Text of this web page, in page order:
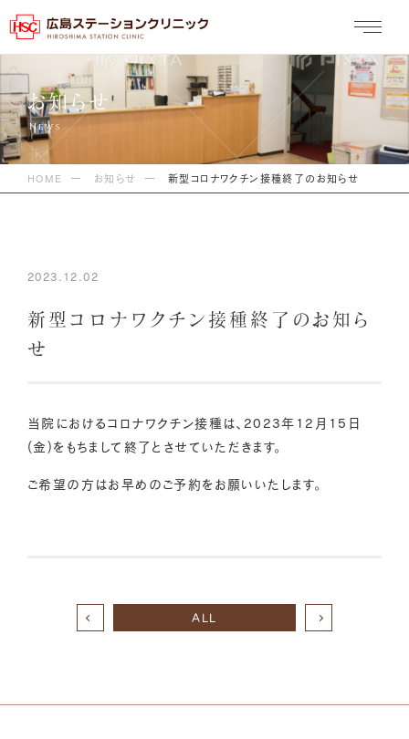
お知らせ
HOME お知らせ 新型コロナワクチン接種終了のお知らせ
2023.12.02
新型コロナワクチン接種終了のお知ら
せ
当院におけるコロナワクチン接種は、2023年12月15日
(金)をもちまして終了とさせていただきます。
ご希望の方はお早めのご予約をお願いいたします。
ALL